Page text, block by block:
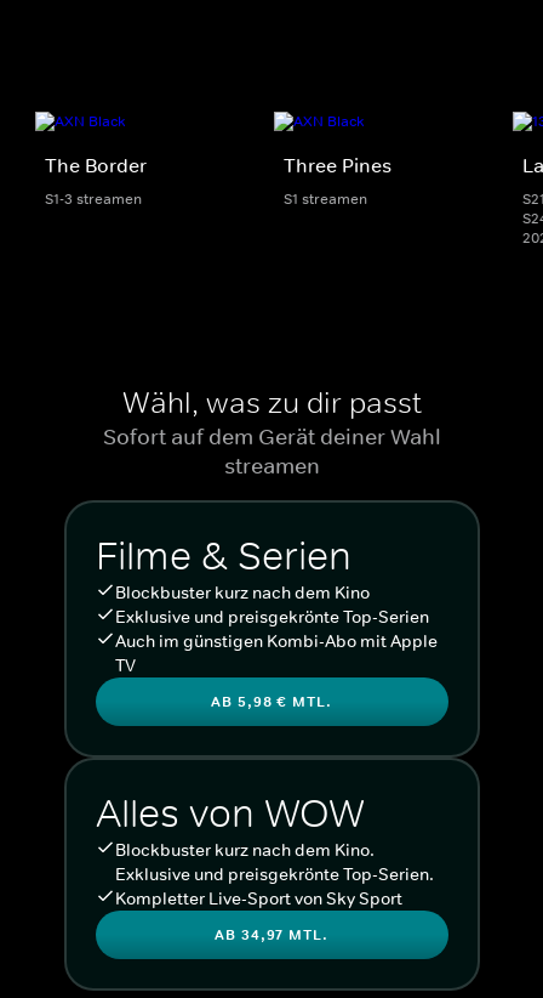
The Border
S1-3 streamen
Three Pines
S1 streamen
Wähl, was zu dir passt
Sofort auf dem Gerät deiner Wahl
streamen
Filme & Serien
Blockbuster kurz nach dem Kino
Exklusive und preisgekrönte Top-Serien
Auch im günstigen Kombi-Abo mit Apple
TV
AB 5,98 € MTL.
Alles von WOW
Blockbuster kurz nach dem Kino.
Exklusive und preisgekrönte Top-Serien.
Kompletter Live-Sport von Sky Sport
AB 34,97 MTL.